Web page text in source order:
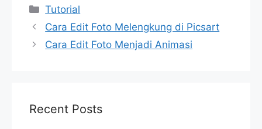
Categories
Tutorial
Cara Edit Foto Melengkung di Picsart
Cara Edit Foto Menjadi Animasi
Recent Posts